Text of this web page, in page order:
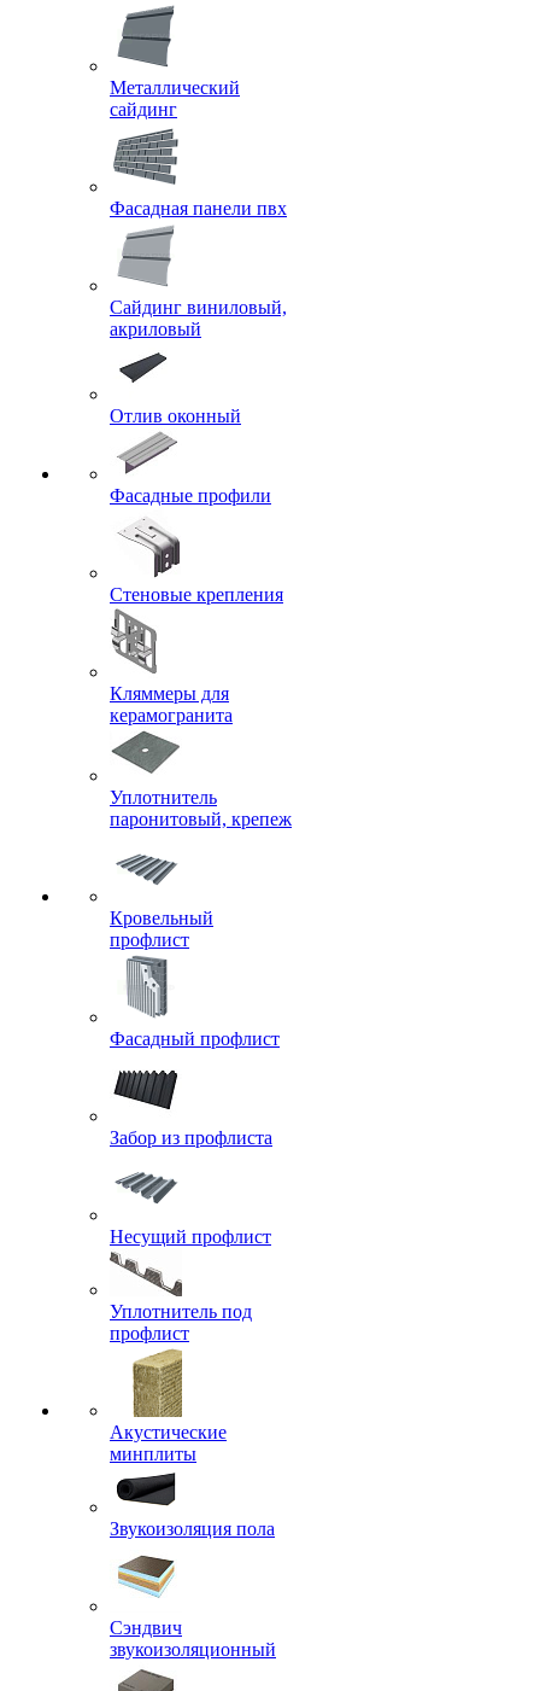
Металлический
сайдинг
Фасадная панели пвх
Сайдинг виниловый,
акриловый
Отлив оконный
Фасадные профили
Стеновые крепления
Кляммеры для
керамогранита
Уплотнитель
паронитовый, крепеж
Кровельный
профлист
Фасадный профлист
Забор из профлиста
Несущий профлист
Уплотнитель под
профлист
Акустические
минплиты
Звукоизоляция пола
Сэндвич
звукоизоляционный